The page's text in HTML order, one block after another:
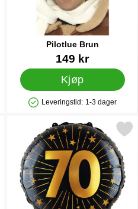
Pilotlue Brun
Varenummer 6932
149 kr
Kjøp
Produkttilgjengelighet: På lager
Leveringstid: 1-3 dager
30 År som favoritt
Merk folieballong med